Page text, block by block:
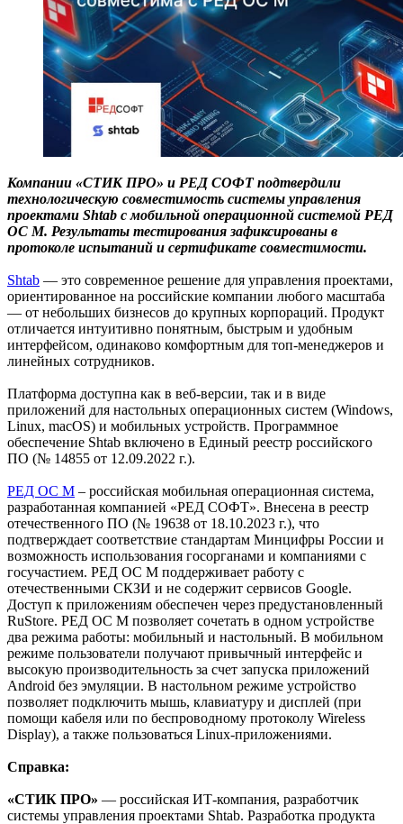
Компании «СТИК ПРО» и РЕД СОФТ подтвердили
технологическую совместимость системы управления
проектами Shtab с мобильной операционной системой РЕД
ОС М. Результаты тестирования зафиксированы в
протоколе испытаний и сертификате совместимости.
Shtab — это современное решение для управления проектами,
ориентированное на российские компании любого масштаба
— от небольших бизнесов до крупных корпораций. Продукт
отличается интуитивно понятным, быстрым и удобным
интерфейсом, одинаково комфортным для топ-менеджеров и
линейных сотрудников.
Платформа доступна как в веб-версии, так и в виде
приложений для настольных операционных систем (Windows,
Linux, macOS) и мобильных устройств. Программное
обеспечение Shtab включено в Единый реестр российского
ПО (№ 14855 от 12.09.2022 г.).
РЕД ОС М – российская мобильная операционная система,
разработанная компанией «РЕД СОФТ». Внесена в реестр
отечественного ПО (№ 19638 от 18.10.2023 г.), что
подтверждает соответствие стандартам Минцифры России и
возможность использования госорганами и компаниями с
госучастием. РЕД ОС М поддерживает работу с
отечественными СКЗИ и не содержит сервисов Google.
Доступ к приложениям обеспечен через предустановленный
RuStore. РЕД ОС М позволяет сочетать в одном устройстве
два режима работы: мобильный и настольный. В мобильном
режиме пользователи получают привычный интерфейс и
высокую производительность за счет запуска приложений
Android без эмуляции. В настольном режиме устройство
позволяет подключить мышь, клавиатуру и дисплей (при
помощи кабеля или по беспроводному протоколу Wireless
Display), а также пользоваться Linux-приложениями.
Справка:
«СТИК ПРО» — российская ИТ-компания, разработчик
системы управления проектами Shtab. Разработка продукта